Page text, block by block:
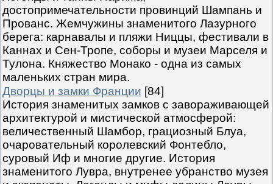
достопримечательности провинций Шампань и
Прованс. Жемчужины знаменитого Лазурного
берега: карнавалы и пляжи Ниццы, фестивали в
Каннах и Сен-Тропе, соборы и музеи Марселя и
Тулона. Княжество Монако - одна из самых
маленьких стран мира.
Дворцы и замки Франции [84]
История знаменитых замков с завораживающей
архитектурой и мистической атмосферой:
величественный Шамбор, грациозный Блуа,
очаровательный королевский Фонтебло,
суровый Иф и многие другие. История
знаменитого Лувра, внутренее убранство музея